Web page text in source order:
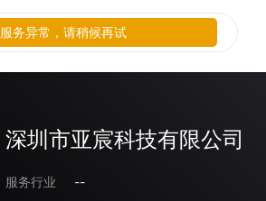
深圳市亚宸科技有限公司
服务行业
--
服务异常，请稍候再试